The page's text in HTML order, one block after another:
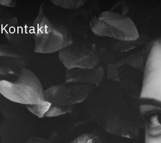
Kontakt